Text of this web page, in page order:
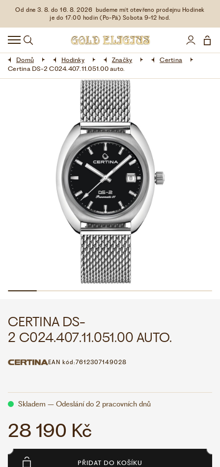
Od dne 3. 8. do 16. 8. 2026 budeme mít otevřeno prodejnu Hodinek
je do 17:00 hodin (Po-Pá) Sobota 9-12 hod.
HODINKY
DOPLŇKY
ŠPERKY
LIMITOVANÉ EDICE
VŠE O NÁKUPU
WHATSAPP
VOLEJTE 9:00–18:00+420 775 138 346
Domů Hodinky Značky
Certina
Certina DS-2 C024.407.11.051.00 auto.
CERTINA DS-
2 C024.407.11.051.00 AUTO.
EAN kód:7612307149028
Skladem – Odeslání do 2 pracovních dnů
28 190 Kč
PŘIDAT DO KOŠÍKU